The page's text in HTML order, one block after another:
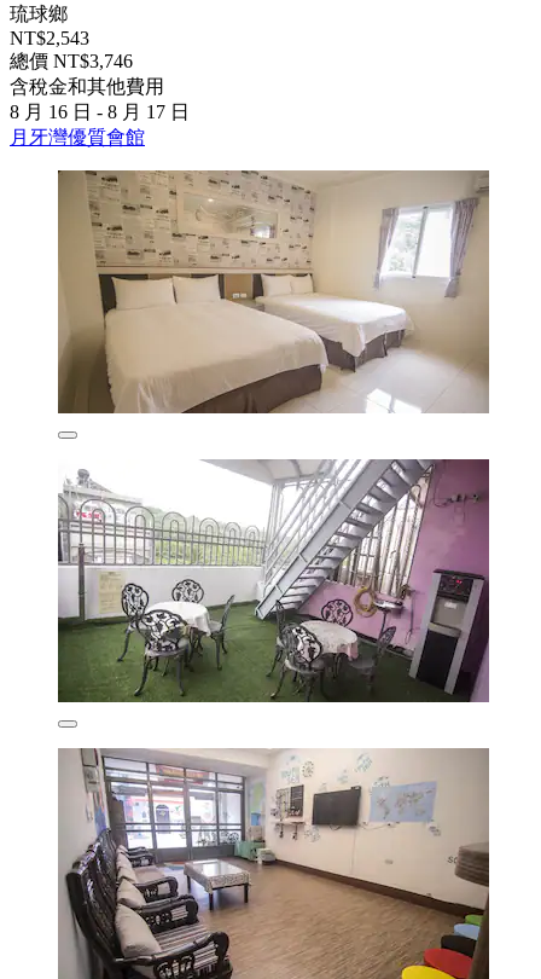
琉球鄉
NT$2,543
總價 NT$3,746
含稅金和其他費用
8 月 16 日 - 8 月 17 日
月牙灣優質會館